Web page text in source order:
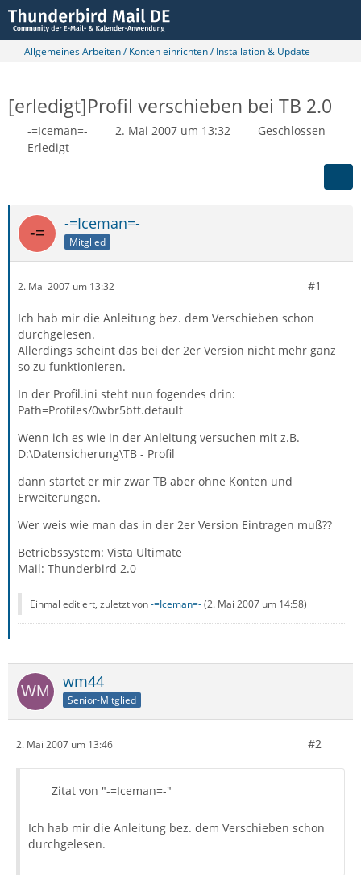
Allgemeines Arbeiten / Konten einrichten / Installation & Update
[erledigt]Profil verschieben bei TB 2.0
-=Iceman=- 2. Mai 2007 um 13:32
Geschlossen
Erledigt
-=Iceman=-
Mitglied
2. Mai 2007 um 13:32 #1
Ich hab mir die Anleitung bez. dem Verschieben schon
durchgelesen.
Allerdings scheint das bei der 2er Version nicht mehr ganz
so zu funktionieren.
In der Profil.ini steht nun fogendes drin:
Path=Profiles/0wbr5btt.default
Wenn ich es wie in der Anleitung versuchen mit z.B.
D:\Datensicherung\TB - Profil
dann startet er mir zwar TB aber ohne Konten und
Erweiterungen.
Wer weis wie man das in der 2er Version Eintragen muß??
Betriebssystem: Vista Ultimate
Mail: Thunderbird 2.0
Einmal editiert, zuletzt von-=Iceman=-(2. Mai 2007 um 14:58)
wm44
Senior-Mitglied
2. Mai 2007 um 13:46 #2
Zitat von "-=Iceman=-"
Ich hab mir die Anleitung bez. dem Verschieben schon
durchgelesen.